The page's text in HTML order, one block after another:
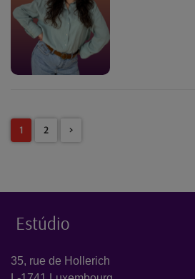
1 2 >
Estúdio
35, rue de Hollerich